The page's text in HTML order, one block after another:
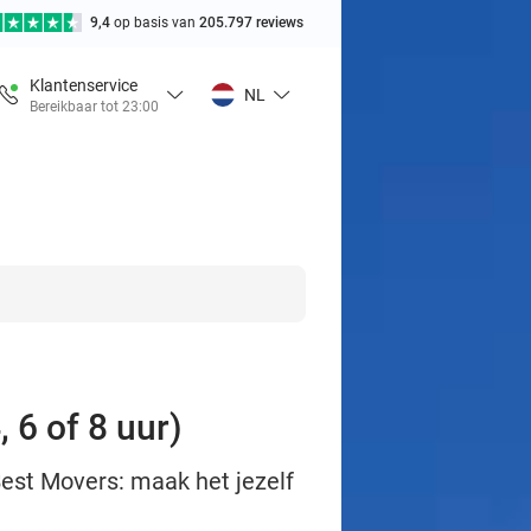
9,4 op basis van 205.797 reviews
Klantenservice
Bereikbaar tot 23:00
NL
6 of 8 uur)
Movers: maak het jezelf